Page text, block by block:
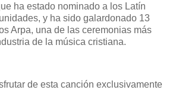
ha estado nominado a los Latín
y ha sido galardonado 13
Arpa, una de las ceremonias más
de la música cristiana.
de esta canción exclusivamente